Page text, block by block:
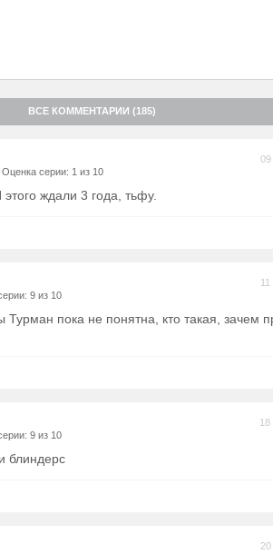
ВСЕ КОММЕНТАРИИ (185)
Оценка серии: 1 из 10
09
ждали 3 года, тьфу.
9 из 10
пока не понятна, кто такая, зачем
9 из 10
18
блиндерс